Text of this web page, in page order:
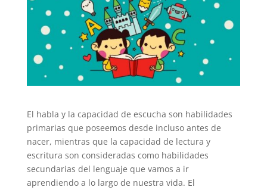
El habla y la capacidad de escucha son habilidades
primarias que poseemos desde incluso antes de
nacer, mientras que la capacidad de lectura y
escritura son consideradas como habilidades
secundarias del lenguaje que vamos a ir
aprendiendo a lo largo de nuestra vida. El